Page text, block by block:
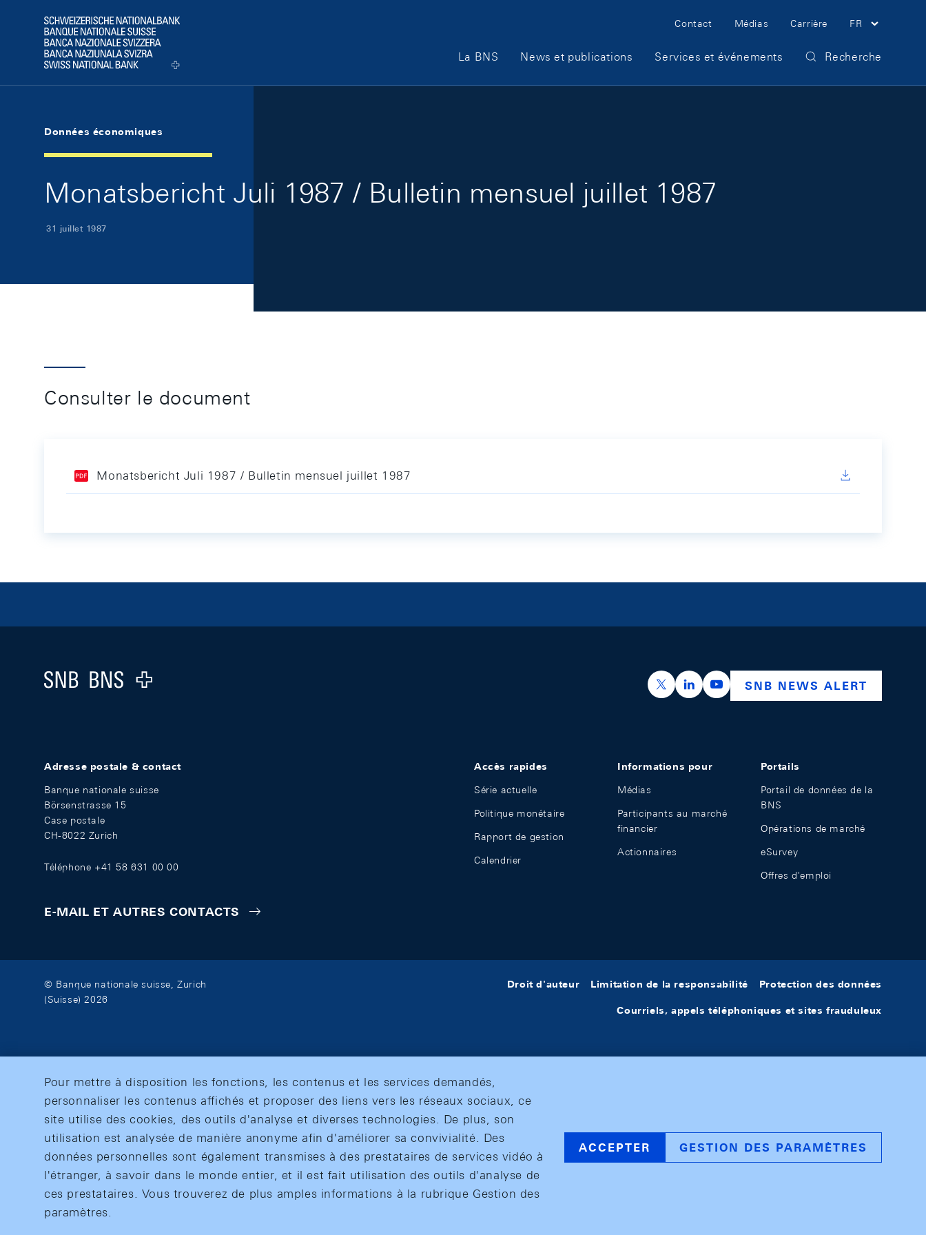
Logo
Meta Navigation
Contact Médias Carrière FR
Main Navigation
La BNS News et publications Services et événements Recherche
Données économiques
Monatsbericht Juli 1987 / Bulletin mensuel juillet 1987
31 juillet 1987
Consulter le document
Monatsbericht Juli 1987 / Bulletin mensuel juillet 1987
Logo
https://x.com/snb_bns
https://ch.linkedin.com/company/swiss-
https://www.youtube.com/
SNB NEWS ALERT
Adresse postale & contact
Banque nationale suisse
Börsenstrasse 15
Case postale
CH-8022 Zurich
Téléphone +41 58 631 00 00
E-MAIL ET AUTRES CONTACTS
Accès rapides
Série actuelle
Politique monétaire
Rapport de gestion
Calendrier
Informations pour
Médias
Participants au marché
financier
Actionnaires
Portails
Portail de données de la
BNS
Opérations de marché
eSurvey
Offres d'emploi
© Banque nationale suisse, Zurich
(Suisse) 2026
Droit d'auteur Limitation de la responsabilité Protection des données
Courriels, appels téléphoniques et sites frauduleux
Pour mettre à disposition les fonctions, les contenus et les services demandés,
personnaliser les contenus affichés et proposer des liens vers les réseaux sociaux, ce
site utilise des cookies, des outils d'analyse et diverses technologies. De plus, son
utilisation est analysée de manière anonyme afin d'améliorer sa convivialité. Des
données personnelles sont également transmises à des prestataires de services vidéo à
l'étranger, à savoir dans le monde entier, et il est fait utilisation des outils d'analyse de
ces prestataires. Vous trouverez de plus amples informations à la rubrique Gestion des
paramètres.
ACCEPTER GESTION DES PARAMÈTRES